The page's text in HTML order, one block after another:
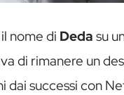
nome di Deda su
di rimanere un
dai successi con